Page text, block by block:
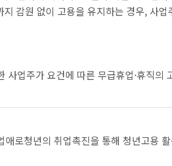
감원 없이 고용을 유지하는 경우, 사
사업주가 요건에 따른 무급휴업·휴직의
로청년의 취업촉진을 통해 청년고용